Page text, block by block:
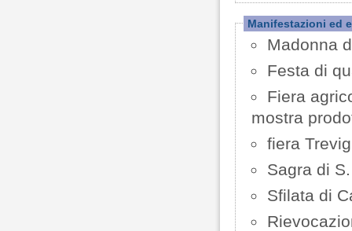
Manifestazioni ed
Madonna
Festa di
Fiera
mostra
fiera
Sagra di
Sfilata di